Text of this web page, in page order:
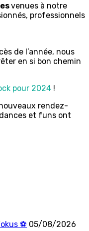
venues à notre
professionnels
de l’année, nous
en si bon chemin
pour 2024 !
rendez-
et funs ont
⚽ 05/08/2026